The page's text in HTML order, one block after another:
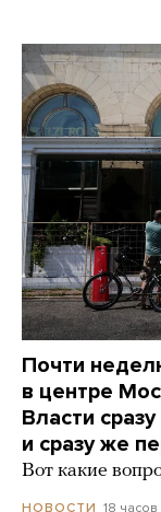
Почти
в центре
Власти
и сразу же
Вот какие
НОВОСТИ 18 часов